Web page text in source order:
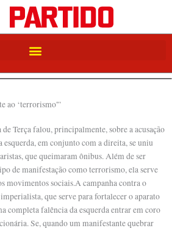
ao ‘terrorismo'”
Terça falou, principalmente, sobre a acusação
esquerda, em conjunto com a direita, se uniu
que queimaram ônibus. Além de ser
de manifestação como terrorismo, ela serve
movimentos sociais.A campanha contra o
que serve para fortalecer o aparato
completa falência da esquerda entrar em coro
Se, quando um manifestante quebrar